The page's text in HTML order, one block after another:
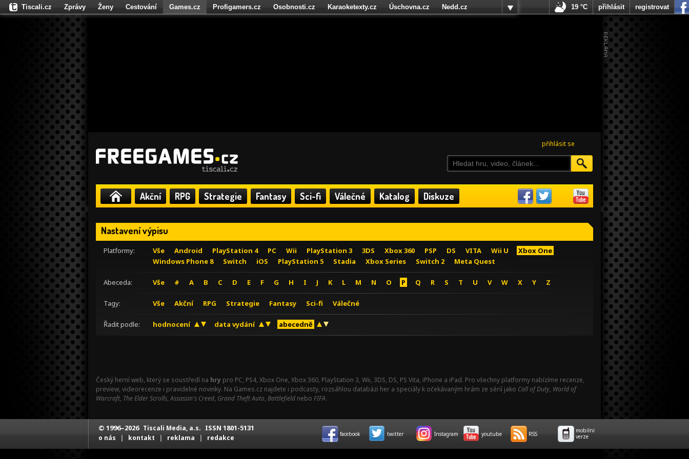
přihlásit se
Akční RPG Strategie Fantasy Sci-fi Válečné Katalog Diskuze
Nastavení výpisu
Platformy: Vše Android PlayStation 4 PC Wii PlayStation 3 3DS Xbox 360 PSP DS VITA Wii U
Xbox One
Windows Phone 8
Switch iOS PlayStation 5 Stadia Xbox Series Switch 2 Meta Quest
Abeceda: Vše # A B C D E F G H I J K L M N O P Q R S T U V W X Y Z
Tagy: Vše Akční RPG Strategie Fantasy Sci-fi Válečné
Řadit podle: hodnocení data vydání abecedně
Český herní web, který se soustředí na hry pro PC, PS4, Xbox One, Xbox 360, PlayStation 3, Wii, 3DS, DS, PS Vita, iPhone a iPad. Pro všechny platformy nabízíme recenze,
preview, videorecenze i pravidelné novinky. Na Games.cz najdete i podcasty, rozsáhlou databázi her a speciály k očekávaným hrám ze sérií jako Call of Duty, World of
Warcraft, The Elder Scrolls,Assassin's Creed, Grand Theft Auto, Battlefield nebo FIFA.
Tiscali.cz Zprávy Ženy Cestování Games.cz Profigamers.cz Osobnosti.cz Karaoketexty.cz Úschovna.cz
Nedd.cz
Fights.cz
19 °C přihlásit registrovat
© 1996–2026 Tiscali Media, a.s. ISSN 1801-5131
o nás | kontakt | reklama | redakce facebook twitter Instagram youtube RSS
mobilní
verze